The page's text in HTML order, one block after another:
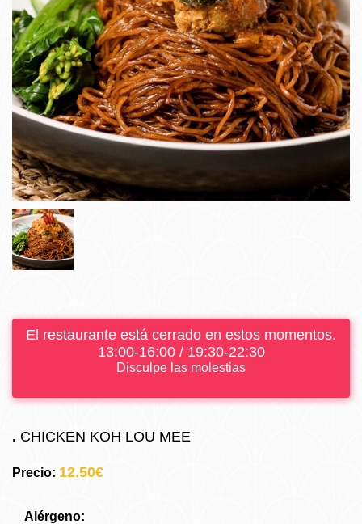
El restaurante está cerrado en estos momentos.
13:00-16:00 / 19:30-22:30
Disculpe las molestias
. CHICKEN KOH LOU MEE
Precio: 12.50€
Alérgeno: